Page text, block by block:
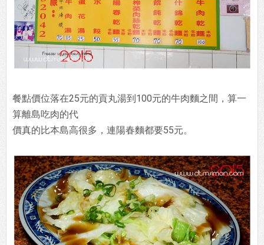
餐點價位落在25元的貢丸湯到100元的牛肉麵之間，算一
算離島吃肉的代
價真的比本島高很多，連陽春麵都要55元。